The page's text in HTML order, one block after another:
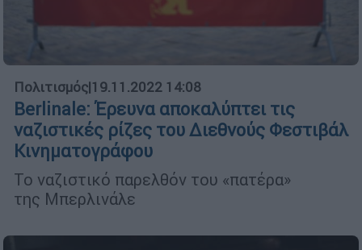
Πολιτισμός|19.11.2022 14:08
Berlinale: Έρευνα αποκαλύπτει τις
ναζιστικές ρίζες του Διεθνούς Φεστιβάλ
Κινηματογράφου
Το ναζιστικό παρελθόν του «πατέρα»
της Μπερλινάλε